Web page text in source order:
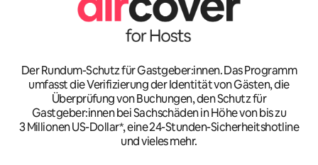
Der Rundum-Schutz für Gastgeber:innen. Das Programm
umfasst die Verifizierung der Identität von Gästen, die
Überprüfung von Buchungen, den Schutz für
Gastgeber:innen bei Sachschäden in Höhe von bis zu
3 Millionen US-Dollar*, eine 24-Stunden-Sicherheitshotline
und vieles mehr.